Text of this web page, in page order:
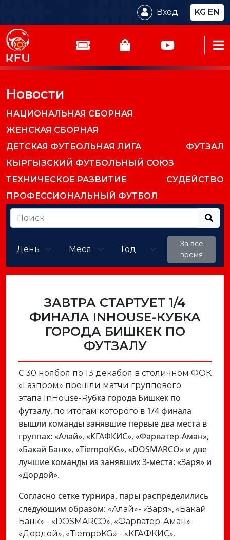
Вход KG EN
Новости
НАЦИОНАЛЬНАЯ СБОРНАЯ
ЖЕНСКАЯ СБОРНАЯ
ДЕТСКАЯ ФУТБОЛЬНАЯ ЛИГА
ФУТЗАЛ
КЫРГЫЗСКИЙ ФУТБОЛЬНЫЙ СОЮЗ
ТЕХНИЧЕСКОЕ РАЗВИТИЕ
СУДЕЙСТВО
ПРОФЕССИОНАЛЬНЫЙ ФУТБОЛ
За все
время
ЗАВТРА СТАРТУЕТ 1/4
ФИНАЛА INHOUSE-КУБКА
ГОРОДА БИШКЕК ПО
ФУТЗАЛУ
С 30 ноября по 13 декабря в столичном ФОК
«Газпром» прошли матчи группового
этапа InHouse-Rубка города Бишкек по
футзалу, по итогам которого в 1/4 финала
вышли команды занявшие первые два места в
группах: «Алай», «КГАФКИС», «Фарватер-Аман»,
«Бакай Банк», «TiempoKG», «DOSMARCO» и две
лучшие команды из занявших 3-места: «Заря» и
«Дордой».
Согласно сетке турнира, пары распределились
следующим образом: «Алай»- «Заря», «Бакай
Банк» - «DOSMARCO», «Фарватер-Аман»-
«Дордой», «TiempoKG» - «КГАФКИС».